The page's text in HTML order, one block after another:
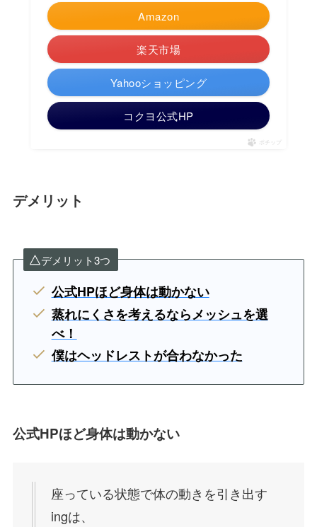
Amazon
楽天市場
Yahooショッピング
コクヨ公式HP
ポチップ
デメリット
デメリット3つ
公式HPほど身体は動かない
蒸れにくさを考えるならメッシュを選
べ！
僕はヘッドレストが合わなかった
公式HPほど身体は動かない
座っている状態で体の動きを引き出す
ingは、